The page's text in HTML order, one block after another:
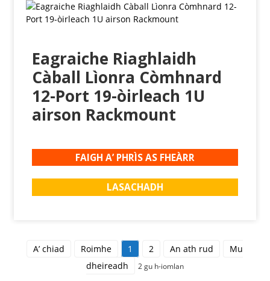
Eagraiche Riaghlaidh
Càball Lìonra Còmhnard
12-Port 19-òirleach 1U
airson Rackmount
FAIGH A’ PHRÌS AS FHEÀRR
LASACHADH
A’ chiad Roimhe 1 2 An ath rud
Mu
dheireadh
2 gu h-iomlan